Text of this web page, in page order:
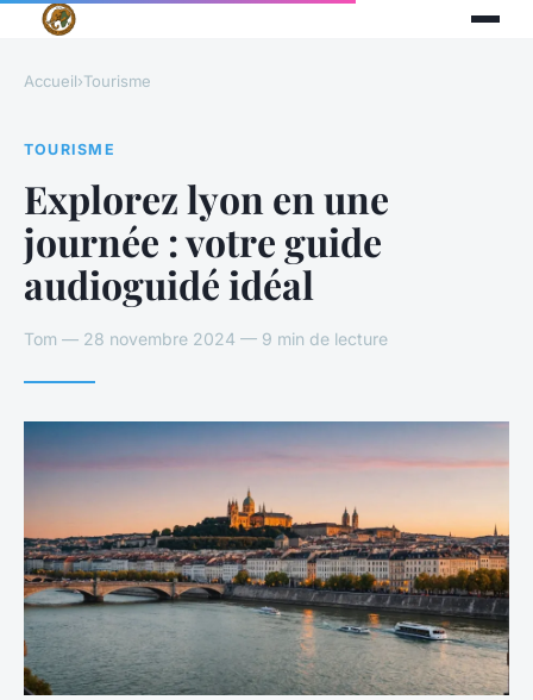
Accueil›Tourisme
TOURISME
Explorez lyon en une
journée : votre guide
audioguidé idéal
Tom — 28 novembre 2024 — 9 min de lecture